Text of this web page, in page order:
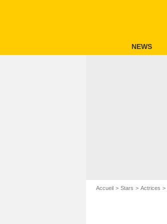
NEWS
Accueil Stars Actrices